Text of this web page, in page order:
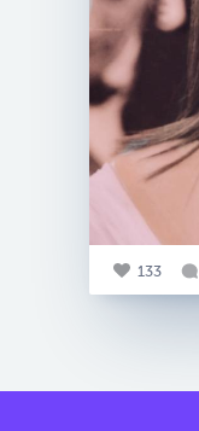
133